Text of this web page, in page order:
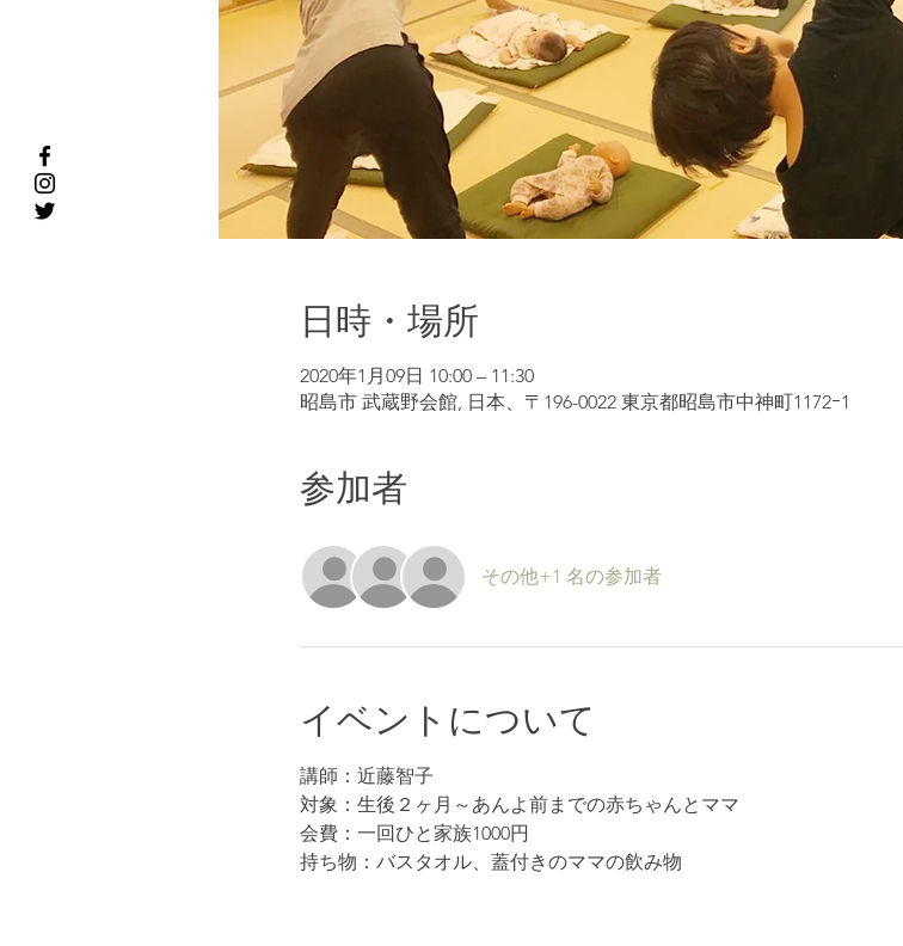
日時・場所
2020年1月09日 10:00 – 11:30
昭島市 武蔵野会館, 日本、〒196-0022 東京都昭島市中神町1172ｰ1
参加者
その他+1 名の参加者
イベントについて
講師：近藤智子
対象：生後２ヶ月～あんよ前までの赤ちゃんとママ
会費：一回ひと家族1000円
持ち物：バスタオル、蓋付きのママの飲み物